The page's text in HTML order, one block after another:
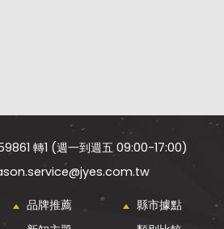
轉1 (週一到週五 09:00-17:00)
品牌推薦
縣市據點